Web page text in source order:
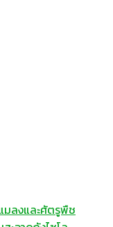
มลงและศัตรูพืช